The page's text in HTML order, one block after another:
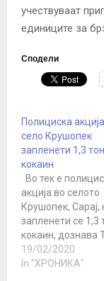
учествуваат
единиците за
Сподели
Полициска
село Крушопек
запленети 1,3
кокаин
Во тек е
акција во селото
Крушопек, Сарај,
запленети се 1,3
кокаин, дознава
Првичните
велат дека
19/02/2020
In "ХРОНИКА"